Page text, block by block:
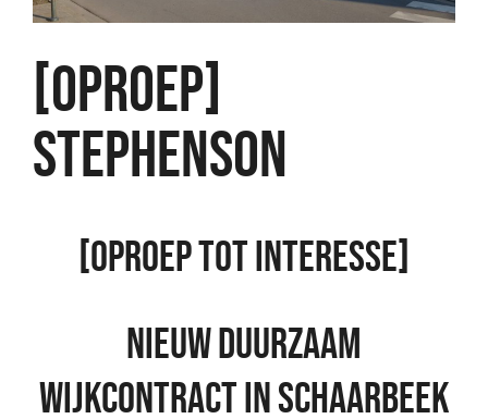
[OPROEP]
STEPHENSON
[OPROEP TOT INTERESSE]
NIEUW DUURZAAM
WIJKCONTRACT IN SCHAARBEEK